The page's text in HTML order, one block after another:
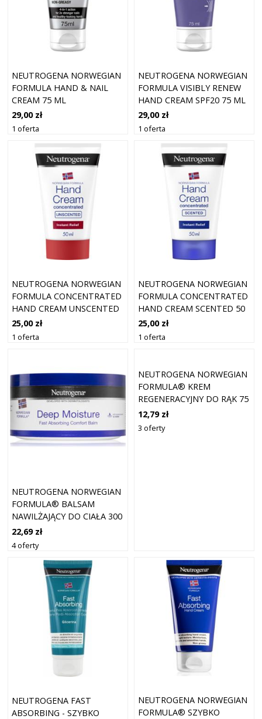
NEUTROGENA NORWEGIAN
FORMULA HAND & NAIL
CREAM 75 ML
29,00 zł
1 oferta
NEUTROGENA NORWEGIAN
FORMULA VISIBLY RENEW
HAND CREAM SPF20 75 ML
29,00 zł
1 oferta
NEUTROGENA NORWEGIAN
FORMULA CONCENTRATED
HAND CREAM UNSCENTED
50 ML
25,00 zł
1 oferta
NEUTROGENA NORWEGIAN
FORMULA CONCENTRATED
HAND CREAM SCENTED 50
ML
25,00 zł
1 oferta
NEUTROGENA NORWEGIAN
FORMULA® BALSAM
NAWILŻAJĄCY DO CIAŁA 300
ML
22,69 zł
4 oferty
NEUTROGENA NORWEGIAN
FORMULA® KREM
REGENERACYJNY DO RĄK 75
ML
12,79 zł
3 oferty
NEUTROGENA FAST
ABSORBING - SZYBKO
NEUTROGENA NORWEGIAN
FORMULA® SZYBKO